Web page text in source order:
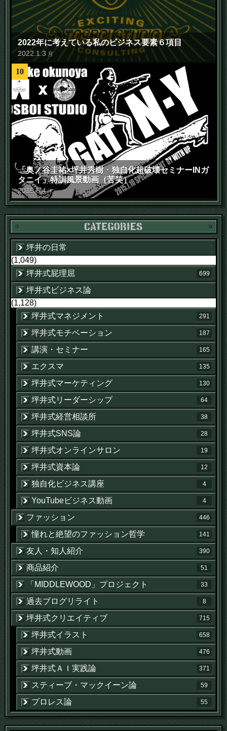
2022年に考えている私のビジネス要素６項目
2022 1.3 月
10
「奥ノ谷圭祐×坪井秀樹・独自化超破壊セミナーINガ
タニイ」特訓風景動画（苦笑）
2015.6.4 木
坪井の日常
(1,049)
坪井式屁理屈
699
坪井式ビジネス論
(1,128)
坪井式マネジメント
291
坪井式モチベーション 187
講演・セミナー 165
エクスマ 135
坪井式マーケティング 130
坪井式リーダーシップ 64
坪井式経営相談所 38
坪井式SNS論 28
坪井式オンラインサロン 19
坪井式資本論 12
独自化ビジネス講座 4
YouTubeビジネス動画 4
ファッション 446
憧れと絶望のファッション哲学 141
友人・知人紹介 390
商品紹介 51
「MIDDLEWOOD」プロジェクト 33
過去ブログリライト 8
坪井式クリエイティブ 715
坪井式イラスト 658
坪井式動画 476
坪井式ＡＩ実践論 371
スティーブ・マックイーン論 59
プロレス論 55